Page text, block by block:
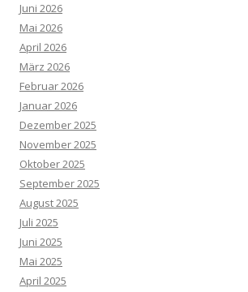
Juni 2026
Mai 2026
April 2026
März 2026
Februar 2026
Januar 2026
Dezember 2025
November 2025
Oktober 2025
September 2025
August 2025
Juli 2025
Juni 2025
Mai 2025
April 2025